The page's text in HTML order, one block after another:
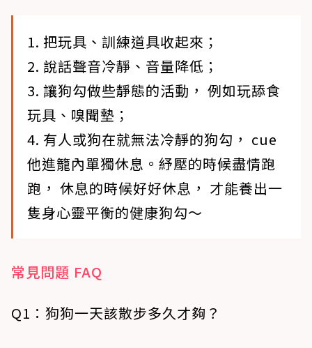
1. 把玩具、訓練道具收起來；
2. 說話聲音冷靜、音量降低；
3. 讓狗勾做些靜態的活動， 例如玩舔食
玩具、嗅聞墊；
4. 有人或狗在就無法冷靜的狗勾， cue
他進籠內單獨休息。紓壓的時候盡情跑
跑， 休息的時候好好休息， 才能養出一
隻身心靈平衡的健康狗勾～
常見問題 FAQ
Q1：狗狗一天該散步多久才夠？